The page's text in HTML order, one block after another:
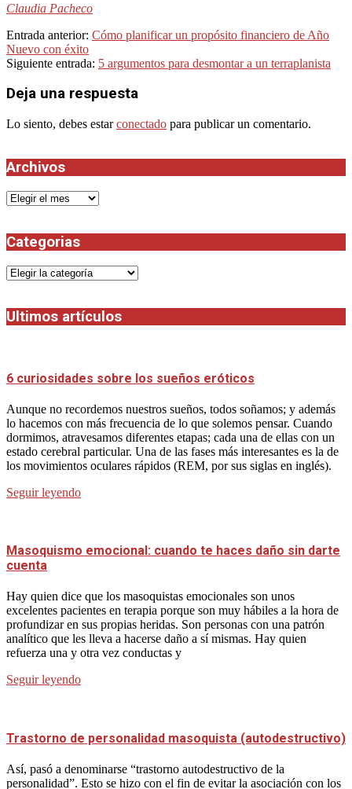
Claudia Pacheco
2024-
01-
14
Entrada anterior: Cómo planificar un propósito financiero de Año
Nuevo con éxito
Siguiente entrada: 5 argumentos para desmontar a un terraplanista
Deja una respuesta
Lo siento, debes estarconectado para publicar un comentario.
Archivos
Archivos
Categorias
Categorias
Ultimos artículos
6 curiosidades sobre los sueños eróticos
Aunque no recordemos nuestros sueños, todos soñamos; y además
lo hacemos con más frecuencia de lo que solemos pensar. Cuando
dormimos, atravesamos diferentes etapas; cada una de ellas con un
estado cerebral particular. Una de las fases más interesantes es la de
los movimientos oculares rápidos (REM, por sus siglas en inglés).
Seguir leyendo
Masoquismo emocional: cuando te haces daño sin darte
cuenta
Hay quien dice que los masoquistas emocionales son unos
excelentes pacientes en terapia porque son muy hábiles a la hora de
profundizar en sus propias heridas. Son personas con una patrón
analítico que les lleva a hacerse daño a sí mismas. Hay quien
refuerza una y otra vez conductas y
Seguir leyendo
Trastorno de personalidad masoquista (autodestructivo)
Así, pasó a denominarse “trastorno autodestructivo de la
personalidad”. Esto se hizo con el fin de evitar la asociación con los